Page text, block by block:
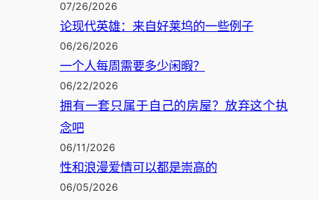
07/26/2026
论现代英雄：来自好莱坞的一些例子
06/26/2026
一个人每周需要多少闲暇？
06/22/2026
拥有一套只属于自己的房屋？放弃这个执
念吧
06/11/2026
性和浪漫爱情可以都是崇高的
06/05/2026